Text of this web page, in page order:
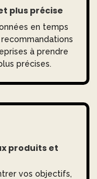
plus précise
en temps
à prendre
précises.
produits et
vos objectifs,